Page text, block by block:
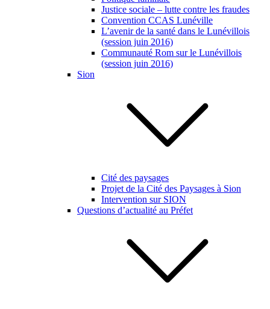
Justice sociale – lutte contre les fraudes
Convention CCAS Lunéville
L’avenir de la santé dans le Lunévillois
(session juin 2016)
Communauté Rom sur le Lunévillois
(session juin 2016)
Sion
Cité des paysages
Projet de la Cité des Paysages à Sion
Intervention sur SION
Questions d’actualité au Préfet